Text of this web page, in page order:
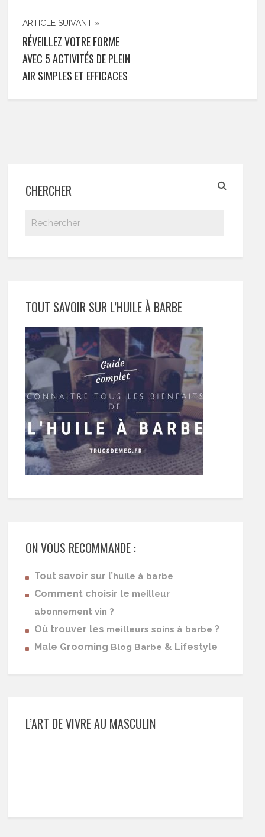
ARTICLE SUIVANT »
RÉVEILLEZ VOTRE FORME
AVEC 5 ACTIVITÉS DE PLEIN
AIR SIMPLES ET EFFICACES
CHERCHER
TOUT SAVOIR SUR L’HUILE À BARBE
ON VOUS RECOMMANDE :
Tout savoir sur l’huile à barbe
Comment choisir le meilleur
abonnement vin ?
Où trouver les meilleurs soins à barbe ?
Male Grooming Blog Barbe & Lifestyle
L’ART DE VIVRE AU MASCULIN